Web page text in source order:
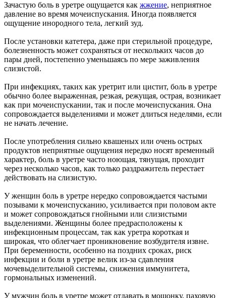
Зачастую боль в уретре ощущается как жжение, неприятное
давление во время мочеиспускания. Иногда появляется
ощущение инородного тела, легкий зуд.
После установки катетера, даже при стерильной процедуре,
болезненность может сохраняться от нескольких часов до
пары дней, постепенно уменьшаясь по мере заживления
слизистой.
При инфекциях, таких как уретрит или цистит, боль в уретре
обычно более выраженная, резкая, режущая, острая, возникает
как при мочеиспускании, так и после мочеиспускания. Она
сопровождается выделениями и может длиться неделями, если
не начать лечение.
После употребления сильно квашеных или очень острых
продуктов неприятные ощущения нередко носят временный
характер, боль в уретре часто ноющая, тянущая, проходит
через несколько часов, как только раздражитель перестает
действовать на слизистую.
У женщин боль в уретре нередко сопровождается частыми
позывами к мочеиспусканию, усиливается при половом акте
и может сопровождаться гнойными или слизистыми
выделениями. Женщины более предрасположены к
инфекционным процессам, так как уретра короткая и
широкая, что облегчает проникновение возбудителя извне.
При беременности, особенно на поздних сроках, риск
инфекции и боли в уретре велик из-за сдавления
мочевыделительной системы, снижения иммунитета,
гормональных изменений.
У мужчин боль в уретре может отдавать в мошонку, паховую